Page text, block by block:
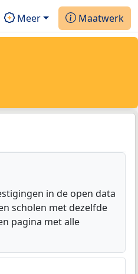
Meer Maatwerk
in de open data
scholen met dezelfde
pagina met alle